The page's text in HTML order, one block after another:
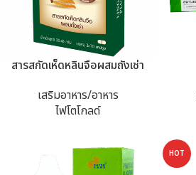
สารสกัดเห็ดหลินจือผสมถังเช่า
เสริมอาหาร/อาหาร
ไฟโตโกลด์
HOT